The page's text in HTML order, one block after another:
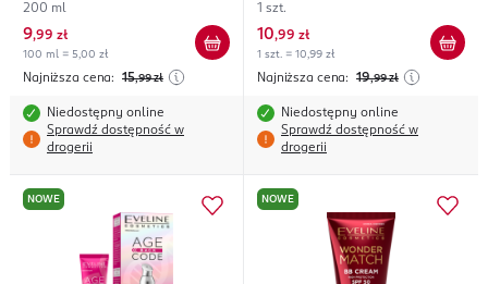
BHA, PHA
200 ml
9,99 zł
100 ml = 5,00 zł
Najniższa cena: 15,99 zł
Niedostępny online
Sprawdź dostępność w
drogerii
1 szt.
10,99 zł
1 szt. = 10,99 zł
Najniższa cena: 19,99 zł
Niedostępny online
Sprawdź dostępność w
drogerii
NOWE NOWE